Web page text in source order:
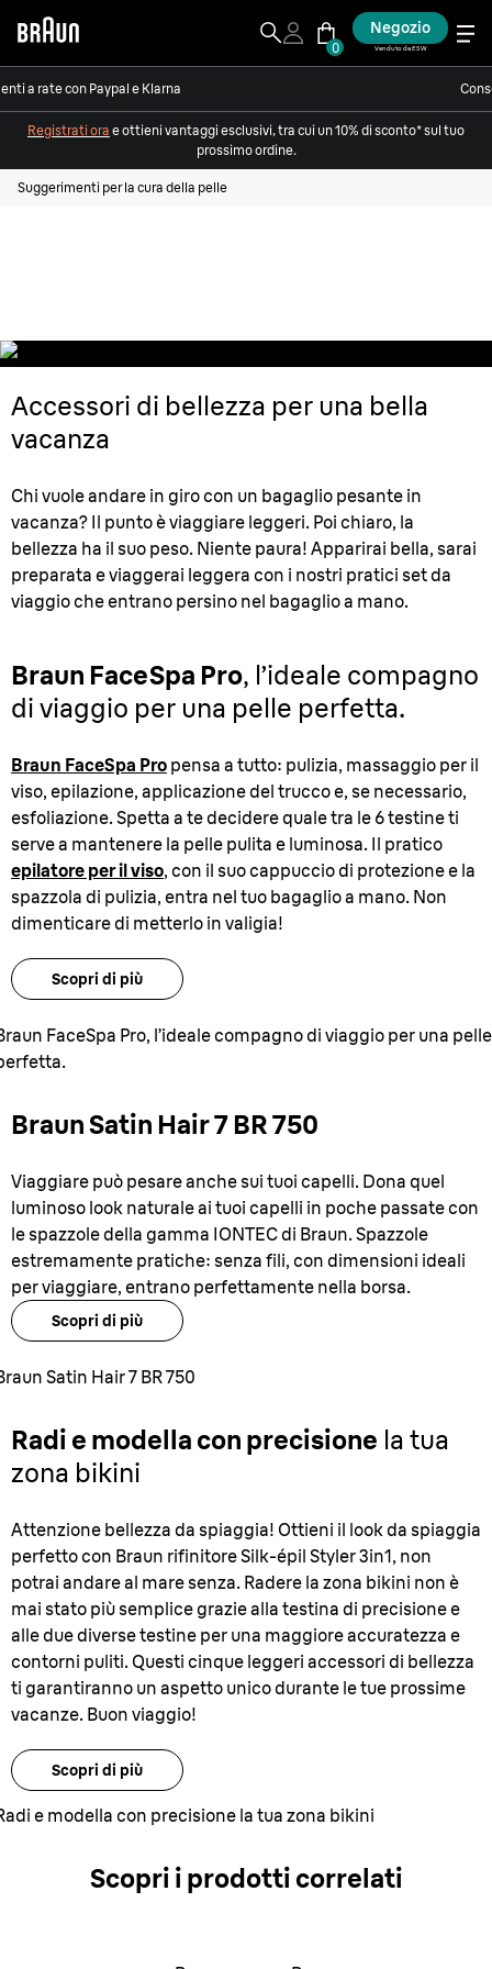
0
Negozio
Venduto da ESW
a rate con Paypal e Klarna
Registrati ora e ottieni vantaggi esclusivi, tra cui un 10% di sconto* sul tuo
prossimo ordine.
Suggerimenti per la cura della pelle
Accessori di bellezza per una bella
vacanza
Chi vuole andare in giro con un bagaglio pesante in
vacanza? Il punto è viaggiare leggeri. Poi chiaro, la
bellezza ha il suo peso. Niente paura! Apparirai bella, sarai
preparata e viaggerai leggera con i nostri pratici set da
viaggio che entrano persino nel bagaglio a mano.
Braun FaceSpa Pro, l’ideale compagno
di viaggio per una pelle perfetta.
Braun FaceSpa Pro pensa a tutto: pulizia, massaggio per il
viso, epilazione, applicazione del trucco e, se necessario,
esfoliazione. Spetta a te decidere quale tra le 6 testine ti
serve a mantenere la pelle pulita e luminosa. Il pratico
epilatore per il viso, con il suo cappuccio di protezione e la
spazzola di pulizia, entra nel tuo bagaglio a mano. Non
dimenticare di metterlo in valigia!
Scopri di più
FaceSpa Pro, l’ideale compagno di viaggio per una pelle
Braun Satin Hair 7 BR 750
Viaggiare può pesare anche sui tuoi capelli. Dona quel
luminoso look naturale ai tuoi capelli in poche passate con
le spazzole della gamma IONTEC di Braun. Spazzole
estremamente pratiche: senza fili, con dimensioni ideali
per viaggiare, entrano perfettamente nella borsa.
Scopri di più
Satin Hair 7 BR 750
Radi e modella con precisione la tua
zona bikini
Attenzione bellezza da spiaggia! Ottieni il look da spiaggia
perfetto con Braun rifinitore Silk-épil Styler 3in1, non
potrai andare al mare senza. Radere la zona bikini non è
mai stato più semplice grazie alla testina di precisione e
alle due diverse testine per una maggiore accuratezza e
contorni puliti. Questi cinque leggeri accessori di bellezza
ti garantiranno un aspetto unico durante le tue prossime
vacanze. Buon viaggio!
Scopri di più
e modella con precisione la tua zona bikini
Scopri i prodotti correlati